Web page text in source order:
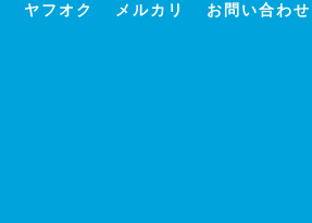
ヤフオク メルカリ お問い合わせ